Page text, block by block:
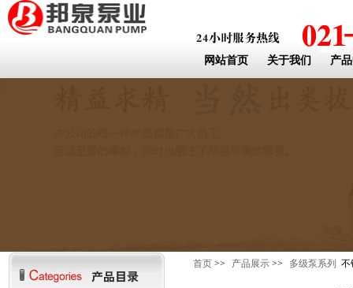
网站首页 关于我们 产
首页 >> 产品展示 >> 多级泵系列 不